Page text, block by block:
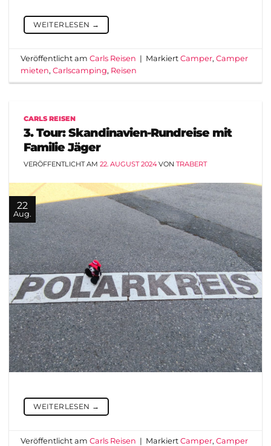
WEITERLESEN →
Veröffentlicht amCarls Reisen | MarkiertCamper,Camper
mieten,Carlscamping, Reisen
CARLS REISEN
3. Tour: Skandinavien-Rundreise mit
Familie Jäger
VERÖFFENTLICHT AM 22. AUGUST 2024VON TRABERT
22
Aug.
WEITERLESEN →
Veröffentlicht amCarls Reisen | MarkiertCamper,Camper